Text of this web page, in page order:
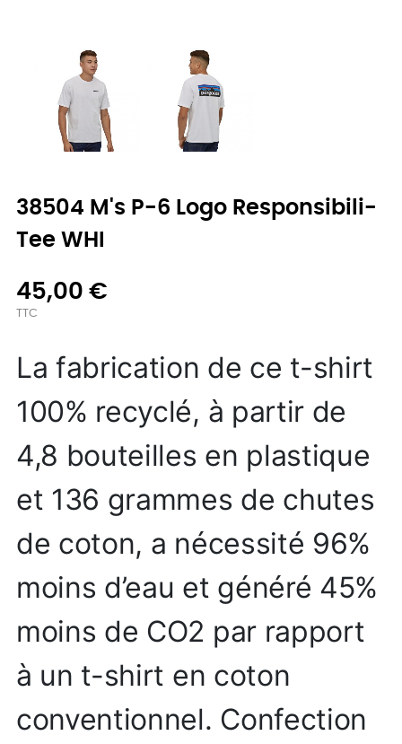
38504 M's P-6 Logo Responsibili-
Tee WHI
45,00 €
TTC
La fabrication de ce t-shirt
100% recyclé, à partir de
4,8 bouteilles en plastique
et 136 grammes de chutes
de coton, a nécessité 96%
moins d’eau et généré 45%
moins de CO2 par rapport
à un t-shirt en coton
conventionnel. Confection